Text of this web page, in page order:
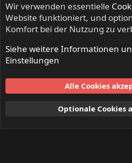
DEAF DEALERS - Suche, Biete,
Nutzungsbedingungen
S
Wir verwenden essentielle
Website funktioniert, und
Komfort bei der Nutzung zu
Siehe weitere Informationen
Einstellungen
Alle Cookies
Optionale Cookies